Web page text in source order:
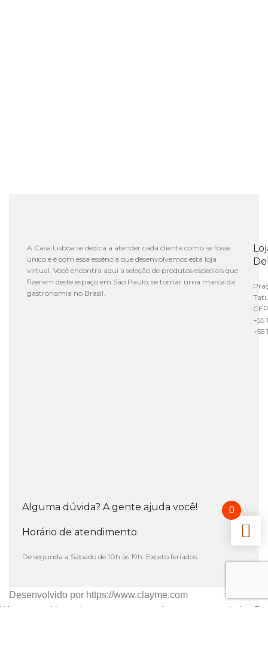
A Casa Lisboa se dedica a atender cada cliente como se fosse
único e é com essa essência que desenvolvemos esta loja
virtual. Você encontra aqui a seleção de produtos especiais que
fizeram deste espaço em São Paulo, se tornar uma marca da
gastronomia no Brasil.
+55
+55
Alguma dúvida? A gente ajuda você!
Horário de atendimento:
De segunda a Sábado de 10h às 19h. Exceto feriados.
Desenvolvido por https://www.clayme.com
We use cookies to improve your experience on our website. By
0